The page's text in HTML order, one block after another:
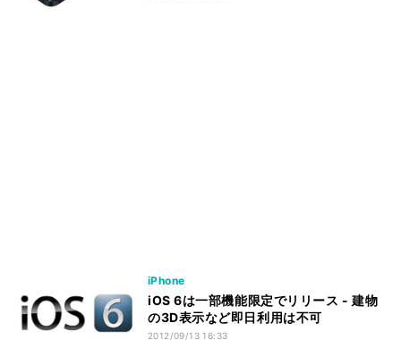
iPhone
iOS 6は一部機能限定でリリース - 建物
の3D表示など即日利用は不可
2012/09/13 16:33